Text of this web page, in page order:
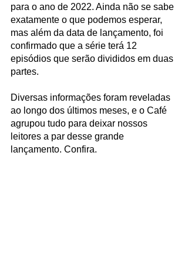
para o ano de 2022. Ainda não se sabe
exatamente o que podemos esperar,
mas além da data de lançamento, foi
confirmado que a série terá 12
episódios que serão divididos em duas
partes.
Diversas informações foram reveladas
ao longo dos últimos meses, e o Café
agrupou tudo para deixar nossos
leitores a par desse grande
lançamento. Confira.